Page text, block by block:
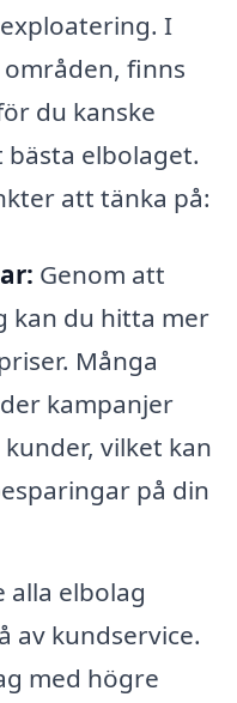
I
finns
du kanske
elbolaget.
att tänka på:
Genom att
kan du hitta mer
Många
kampanjer
vilket kan
på din
alla elbolag
av kundservice.
med högre